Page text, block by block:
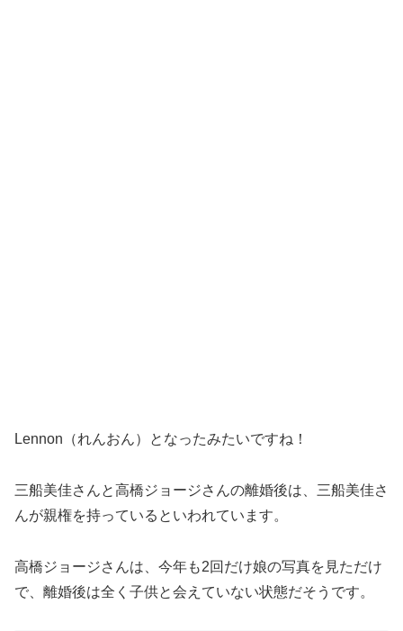
Lennon（れんおん）となったみたいですね！
三船美佳さんと高橋ジョージさんの離婚後は、 三船美佳さ
んが親権を持っている といわれています。
高橋ジョージさんは、今年も2回だけ娘の写真を見ただけ
で、離婚後は全く子供と会えていない状態だそうです。